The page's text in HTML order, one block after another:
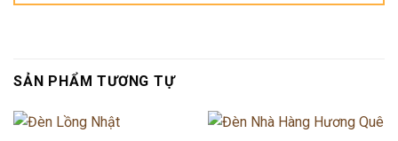
SẢN PHẨM TƯƠNG TỰ